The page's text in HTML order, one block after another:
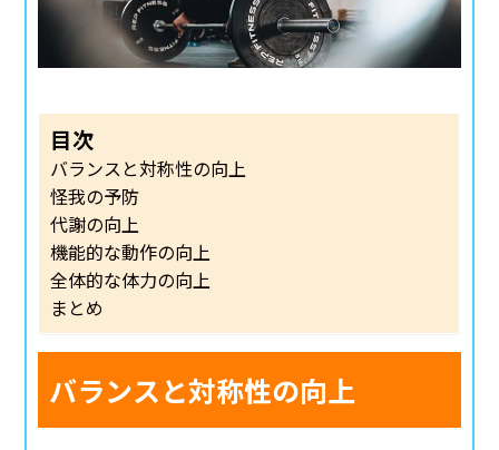
目次
バランスと対称性の向上
怪我の予防
代謝の向上
機能的な動作の向上
全体的な体力の向上
まとめ
バランスと対称性の向上